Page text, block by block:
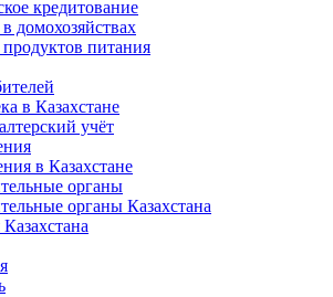
кредитование
домохозяйствах
питания
в Казахстане
учёт
в Казахстане
органы
органы Казахстана